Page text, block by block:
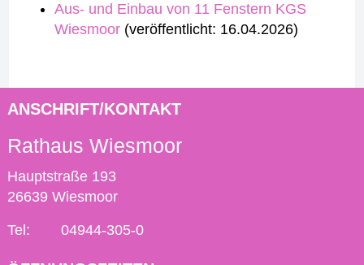
Aus- und Einbau von 11 Fenstern KGS
Wiesmoor (veröffentlicht: 16.04.2026)
ANSCHRIFT/KONTAKT
Rathaus Wiesmoor
Hauptstraße 193
26639 Wiesmoor
Tel: 04944-305-0